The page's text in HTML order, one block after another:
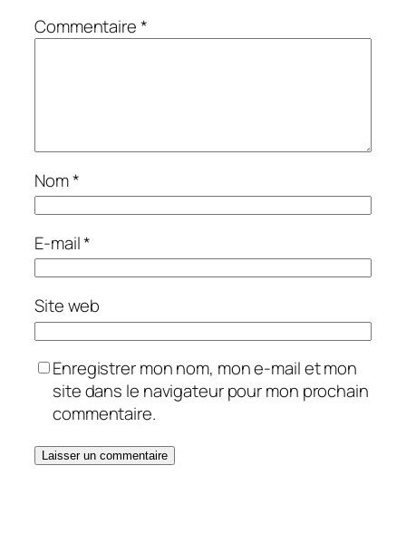
Commentaire*
Nom*
E-mail*
Site web
Enregistrer mon nom, mon e-mail et mon
site dans le navigateur pour mon prochain
commentaire.